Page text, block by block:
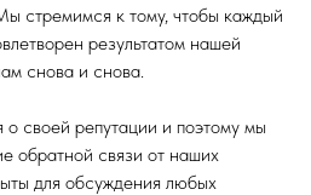
стремимся к тому, чтобы каждый
результатом нашей
снова и снова.
своей репутации и поэтому мы
обратной связи от наших
для обсуждения любых